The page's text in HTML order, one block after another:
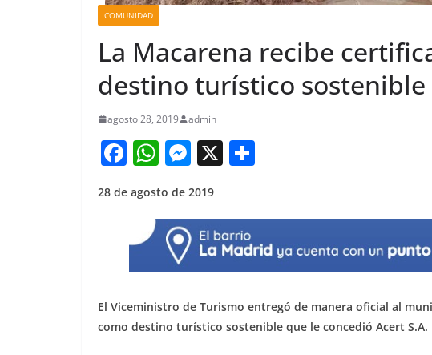
COMUNIDAD
La Macarena recibe
destino turístico sostenible
agosto 28, 2019 admin
F
c
b
o
o
k
W
at
s
A
p
p
M
ss
e
n
g
er
X
e
28 de agosto de 2019
El Viceministro de Turismo entregó de manera oficial al
como destino turístico sostenible que le concedió Acert S.A.